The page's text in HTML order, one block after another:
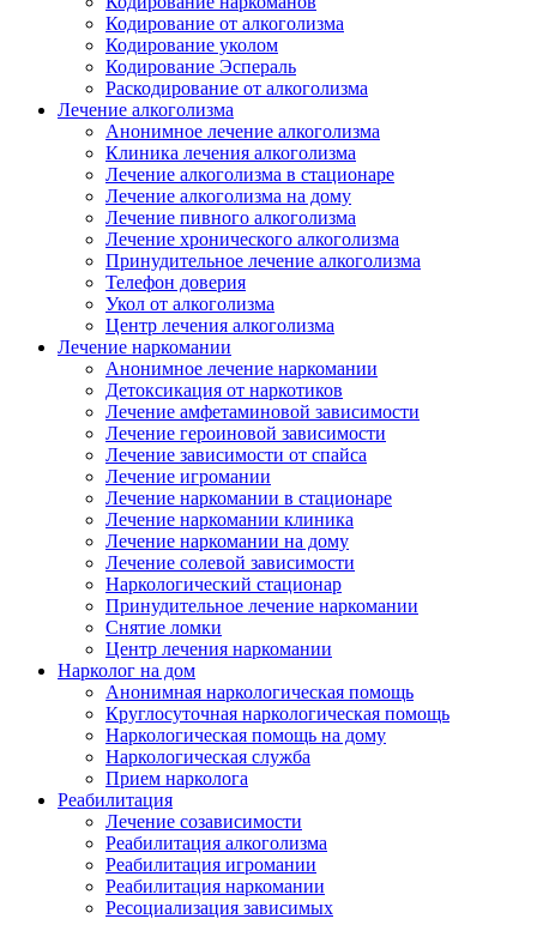
Кодирование от алкоголизма
Кодирование уколом
Кодирование Эспераль
Раскодирование от алкоголизма
Лечение алкоголизма
Анонимное лечение алкоголизма
Клиника лечения алкоголизма
Лечение алкоголизма в стационаре
Лечение алкоголизма на дому
Лечение пивного алкоголизма
Лечение хронического алкоголизма
Принудительное лечение алкоголизма
Телефон доверия
Укол от алкоголизма
Центр лечения алкоголизма
Лечение наркомании
Анонимное лечение наркомании
Детоксикация от наркотиков
Лечение амфетаминовой зависимости
Лечение героиновой зависимости
Лечение зависимости от спайса
Лечение игромании
Лечение наркомании в стационаре
Лечение наркомании клиника
Лечение наркомании на дому
Лечение солевой зависимости
Наркологический стационар
Принудительное лечение наркомании
Снятие ломки
Центр лечения наркомании
Нарколог на дом
Анонимная наркологическая помощь
Круглосуточная наркологическая помощь
Наркологическая помощь на дому
Наркологическая служба
Прием нарколога
Реабилитация
Лечение созависимости
Реабилитация алкоголизма
Реабилитация игромании
Реабилитация наркомании
Ресоциализация зависимых